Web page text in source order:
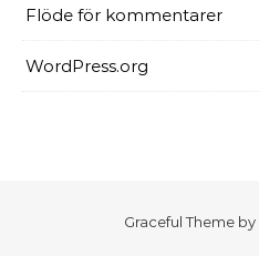
Flöde för kommentarer
WordPress.org
Graceful Theme by